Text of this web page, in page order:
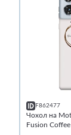
F862477
Чохол на
Fusion